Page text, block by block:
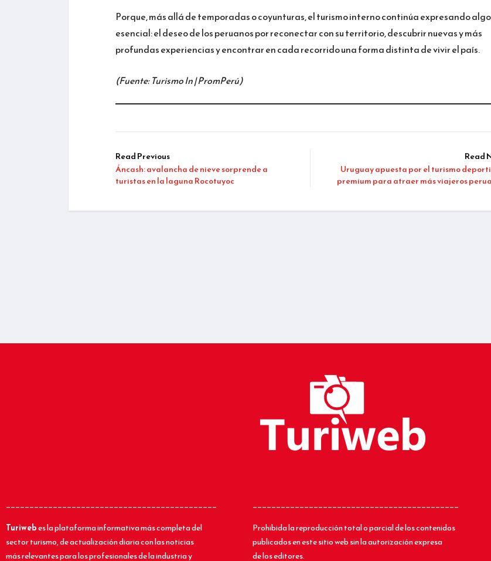
Porque, más allá de temporadas o coyunturas, el turismo interno continúa expresando algo
esencial: el deseo de los peruanos por reconectar con su territorio, descubrir nuevas y más
profundas experiencias y encontrar en cada recorrido una forma distinta de vivir el país.
(Fuente: Turismo In | PromPerú)
Read Previous
Áncash: avalancha de nieve sorprende a
turistas en la laguna Rocotuyoc
Read
Uruguay apuesta por el turismo
premium para atraer más viajeros
_____________________________________________
Turiwebes la plataforma informativa más completa del
sector turismo, de actualización diaria con las noticias
más relevantes para los profesionales de la industria y
____________________________________________
Prohibida la reproducción total o parcial de los contenidos
publicados en este sitio web sin la autorización expresa
de los editores.